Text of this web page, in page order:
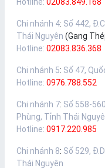
Hotline: 02083.849.168
Chi nhánh 4: Số 442,
Thái Nguyên (Gang
Hotline: 02083.836.368
Chi nhánh 5: Số 47,
Hotline: 0976.788.552
Chi nhánh 7: Số 558-
Phùng, Tỉnh Thái
Hotline: 0917.220.985
Chi nhánh 8: Số 529,
Thái Nguyên